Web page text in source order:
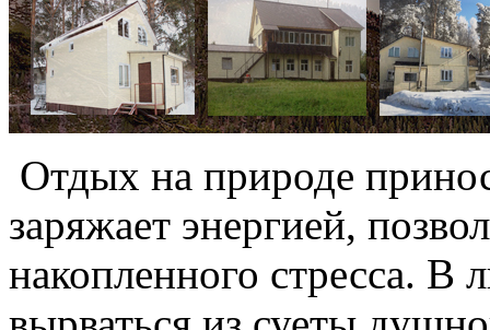
Отдых на природе
заряжает энергией,
накопленного стресса. В